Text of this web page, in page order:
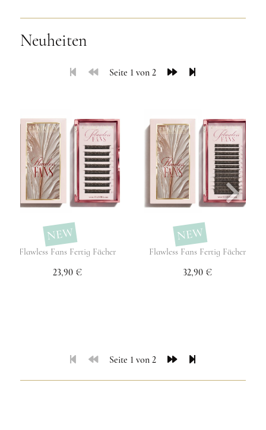
Neuheiten
Seite 1 von 2
NEW
Flawless Fans Fertig Fächer
23,90 €
NEW
Flawless Fans Fertig Fächer
32,90 €
Seite 1 von 2